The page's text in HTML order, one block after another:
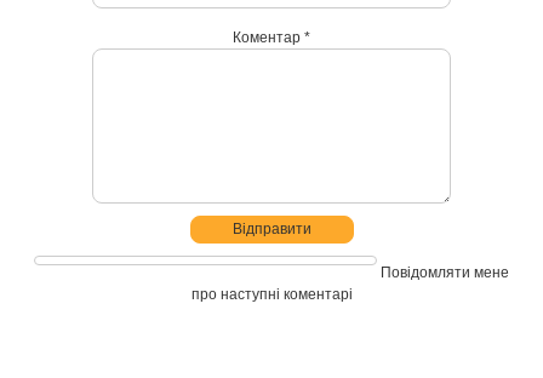
Коментар *
Повідомляти мене
про наступні коментарі